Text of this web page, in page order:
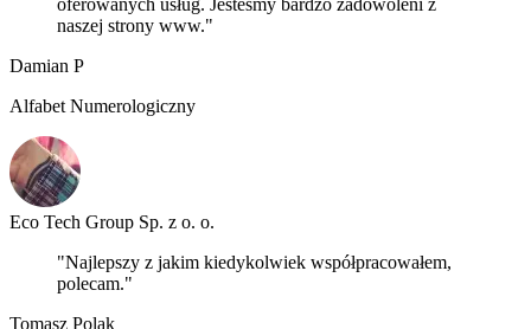
oferowanych usług. Jesteśmy bardzo zadowoleni z
naszej strony www."
Damian P
Alfabet Numerologiczny
Eco Tech Group Sp. z o. o.
"Najlepszy z jakim kiedykolwiek współpracowałem,
polecam."
Tomasz Polak